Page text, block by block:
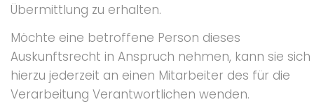
Übermittlung zu erhalten.
Möchte eine betroffene Person dieses
Auskunftsrecht in Anspruch nehmen, kann sie sich
hierzu jederzeit an einen Mitarbeiter des für die
Verarbeitung Verantwortlichen wenden.